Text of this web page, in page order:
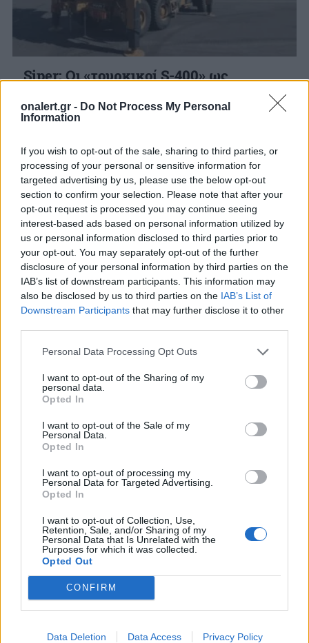
onalert.gr - Do Not Process My Personal
Information
If you wish to opt-out of the sale, sharing to third parties, or
processing of your personal or sensitive information for
targeted advertising by us, please use the below opt-out
section to confirm your selection. Please note that after your
opt-out request is processed you may continue seeing
interest-based ads based on personal information utilized by
us or personal information disclosed to third parties prior to
your opt-out. You may separately opt-out of the further
disclosure of your personal information by third parties on the
IAB’s list of downstream participants. This information may
also be disclosed by us to third parties on the IAB’s List of
Downstream Participants that may further disclose it to other
Personal Data Processing Opt Outs
I want to opt-out of the Sharing of my
personal data.
Opted In
I want to opt-out of the Sale of my
Personal Data.
Opted In
I want to opt-out of processing my
Personal Data for Targeted Advertising.
Opted In
I want to opt-out of Collection, Use,
Retention, Sale, and/or Sharing of my
Personal Data that Is Unrelated with the
Purposes for which it was collected.
Opted Out
CONFIRM
Data Deletion Data Access Privacy Policy
Siper: Οι «τουρκικοί S-400» ως
διπλωματικό και πολιτικό «εργαλείο»
του Ερντογάν
Η επιτυχημένη δοκιμή του νέου πυραυλικού
εμβέλειας τύπου Siper τον περασμένο Νοέμβριο
έφερε πολλά «χαμόγελα» στην...
14 ΦΕΒ. 2022, 04:38
ΔΙΑΦΗΜΙΣΗ